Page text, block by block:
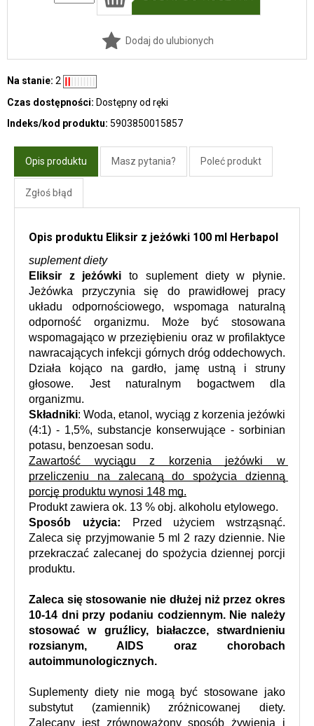
Dodaj do ulubionych
Na stanie: 2
Czas dostępności: Dostępny od ręki
Indeks/kod produktu: 5903850015857
Opis produktu Masz pytania? Poleć produkt
Zgłoś błąd
Opis produktu Eliksir z jeżówki 100 ml Herbapol
suplement diety
Eliksir z jeżówki to suplement diety w płynie.
Jeżówka przyczynia się do prawidłowej pracy
układu odpornościowego, wspomaga naturalną
odporność organizmu. Może być stosowana
wspomagająco w przeziębieniu oraz w profilaktyce
nawracających infekcji górnych dróg oddechowych.
Działa kojąco na gardło, jamę ustną i struny
głosowe. Jest naturalnym bogactwem dla
organizmu.
Składniki: Woda, etanol, wyciąg z korzenia jeżówki
(4:1) - 1,5%, substancje konserwujące - sorbinian
potasu, benzoesan sodu.
Zawartość wyciągu z korzenia jeżówki w
przeliczeniu na zalecaną do spożycia dzienną
porcję produktu wynosi 148 mg.
Produkt zawiera ok. 13 % obj. alkoholu etylowego.
Sposób użycia: Przed użyciem wstrząsnąć.
Zaleca się przyjmowanie 5 ml 2 razy dziennie. Nie
przekraczać zalecanej do spożycia dziennej porcji
produktu.
Zaleca się stosowanie nie dłużej niż przez okres
10-14 dni przy podaniu codziennym. Nie należy
stosować w gruźlicy, białaczce, stwardnieniu
rozsianym, AIDS oraz chorobach
autoimmunologicznych.
Suplementy diety nie mogą być stosowane jako
substytut (zamiennik) zróżnicowanej diety.
Zalecany jest zrównoważony sposób żywienia i